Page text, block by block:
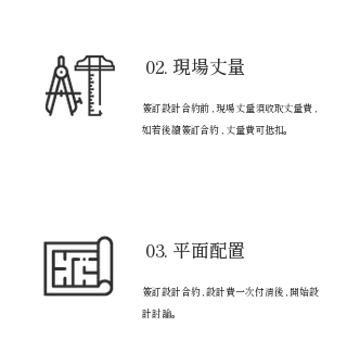
02. 現場丈量
簽訂設計合約前 , 現場丈量須收取丈量費 ,
如若後續簽訂合約 , 丈量費可抵扣。
03. 平面配置
簽訂設計合約 , 設計費一次付清後 , 開始設
計討論。